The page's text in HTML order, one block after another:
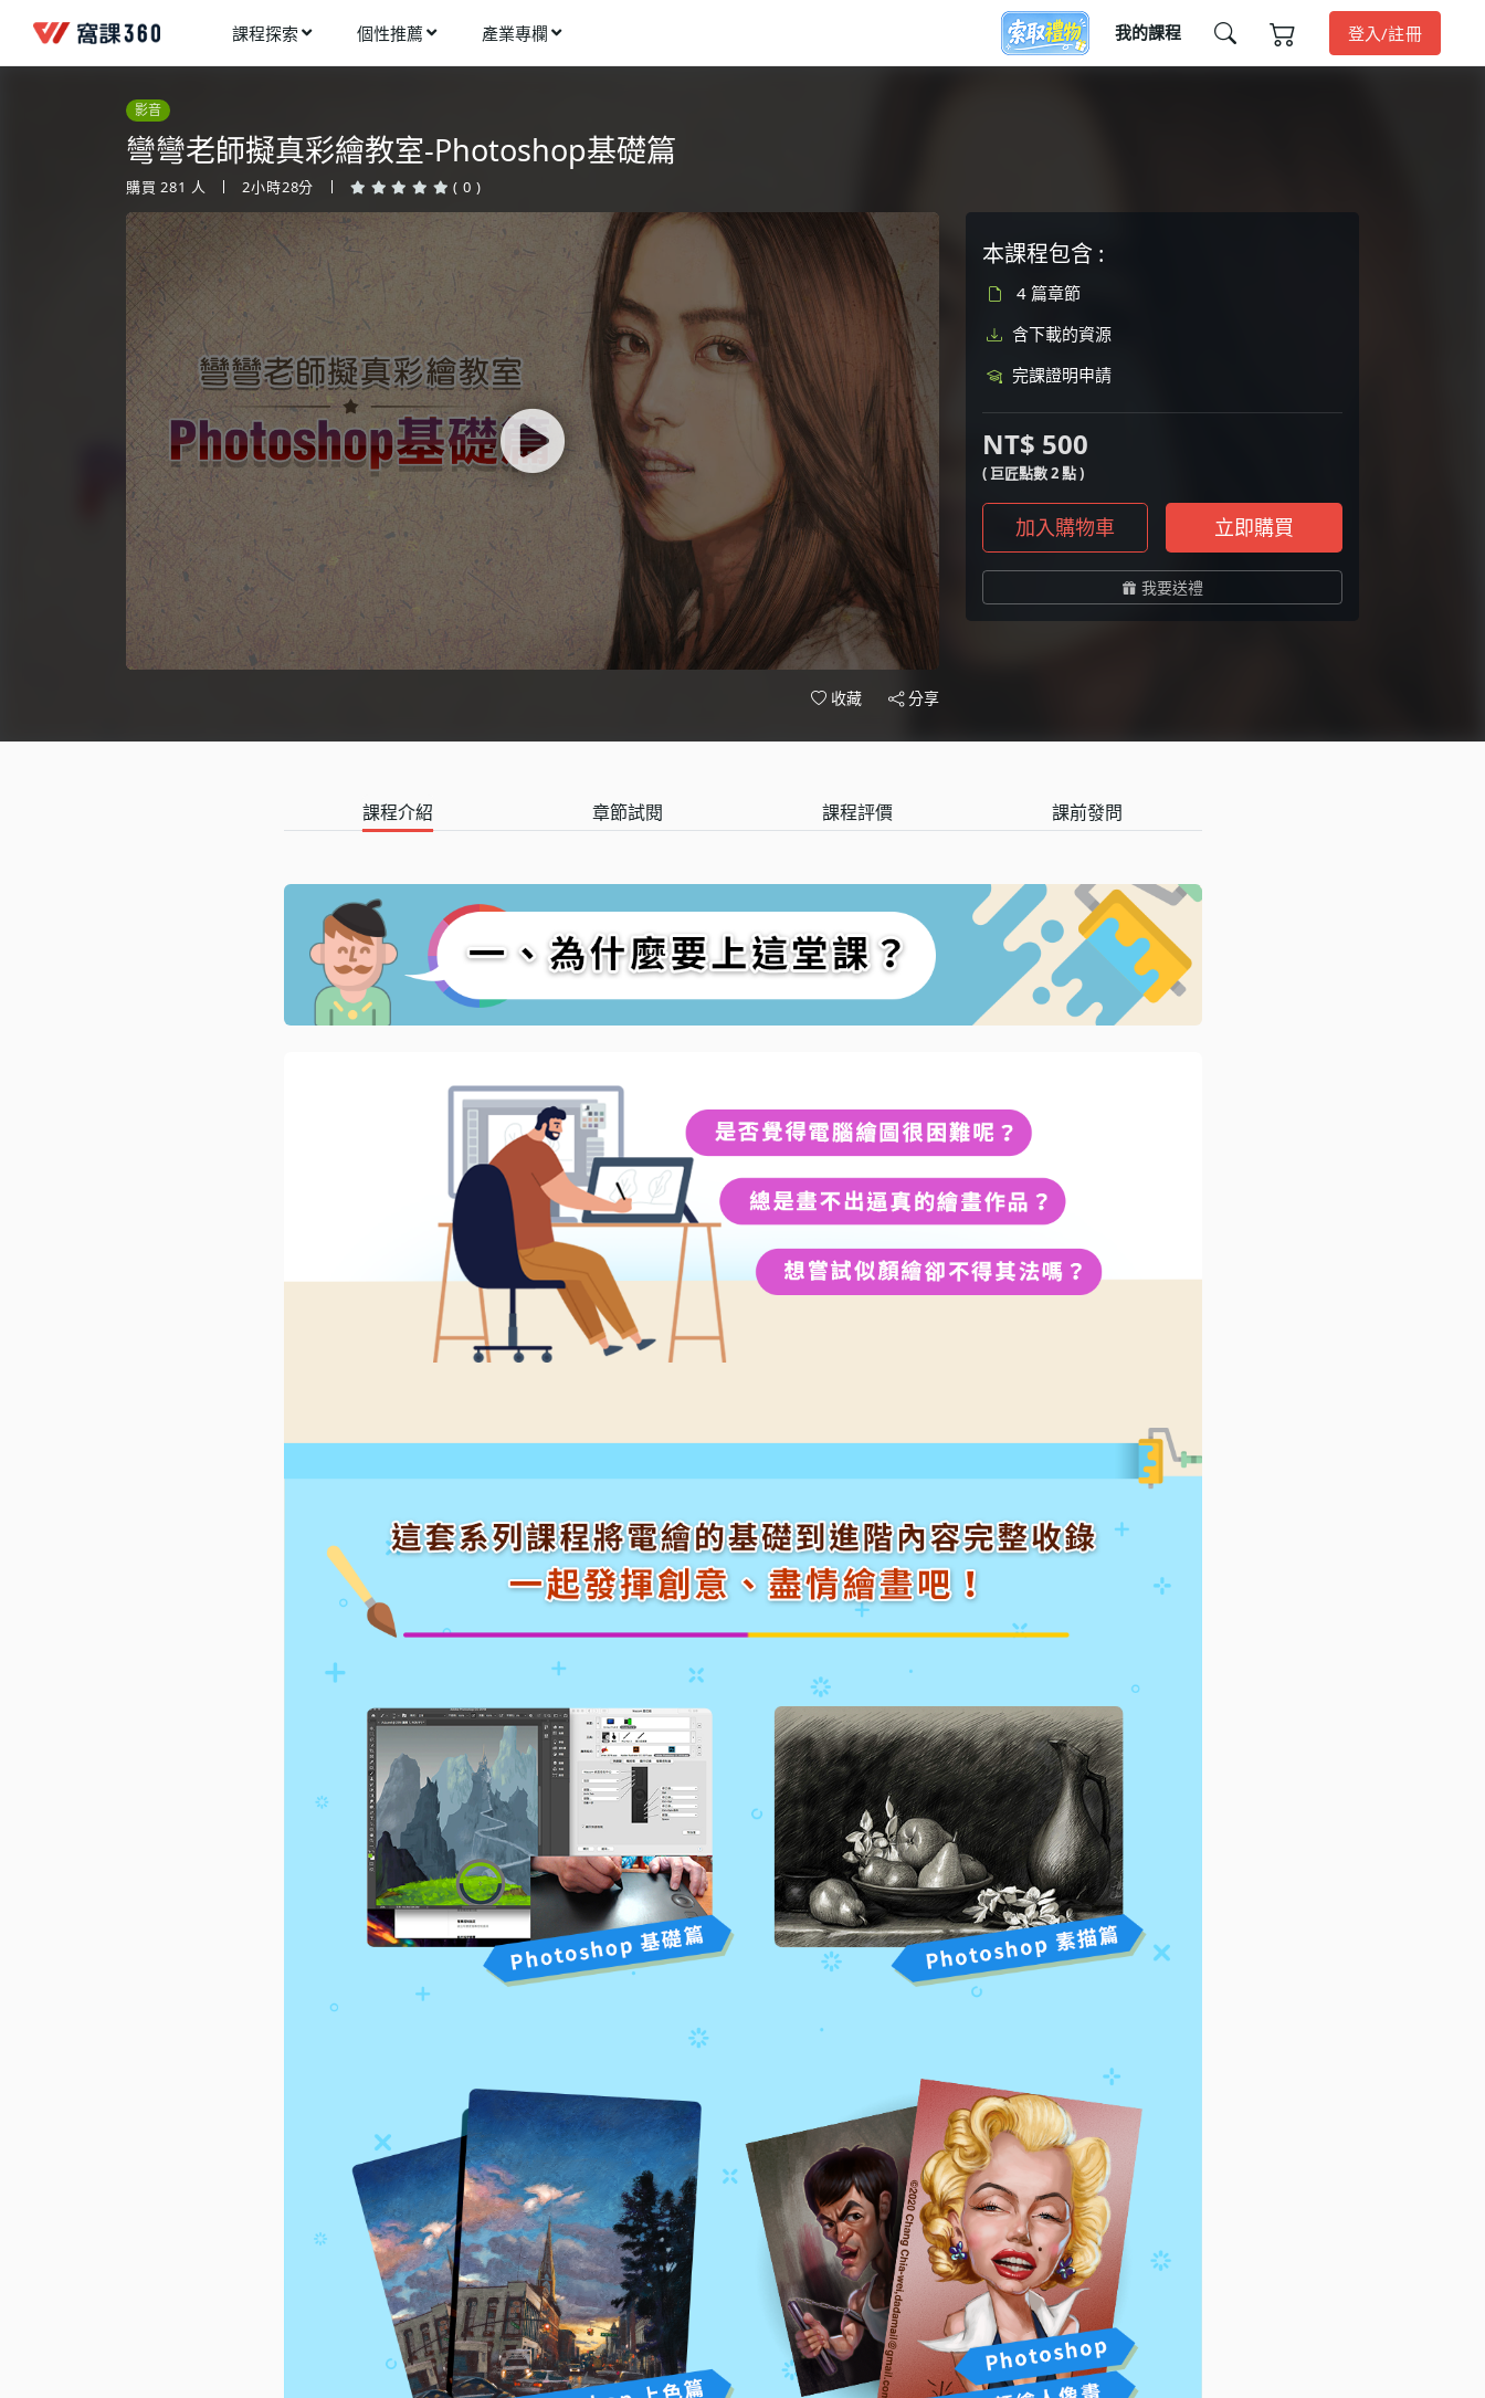
課程探索
多媒體動畫
健康生活
程式與資料庫
視覺設計
電繪與手繪
網頁設計
網路行銷
網路管理
語言學習
影視特效
辦公室應用
所有課程
個性推薦
架構師
創造者
領航者
溝通者
生活家
產業專欄
影像動畫
設計應用
健康生活
理財投資
所有專欄
我的課程 登入/註冊
今天想要學什麼?
窩課推薦給您
影音
彎彎老師擬真彩繪教室-Photoshop基礎篇
購買 281 人 2小時28分 ( 0 )
收藏 分享
本課程包含 :
4 篇章節
含下載的資源
完課證明申請
NT$ 500
( 巨匠點數 2 點 )
加入購物車 立即購買
我要送禮
課程介紹 章節試閱 課程評價 課前發問